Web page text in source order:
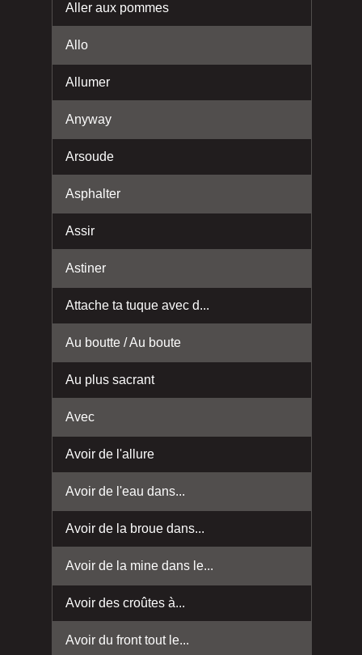
Aller aux pommes
Allo
Allumer
Anyway
Arsoude
Asphalter
Assir
Astiner
Attache ta tuque avec d...
Au boutte / Au boute
Au plus sacrant
Avec
Avoir de l'allure
Avoir de l'eau dans...
Avoir de la broue dans...
Avoir de la mine dans le...
Avoir des croûtes à...
Avoir du front tout le...